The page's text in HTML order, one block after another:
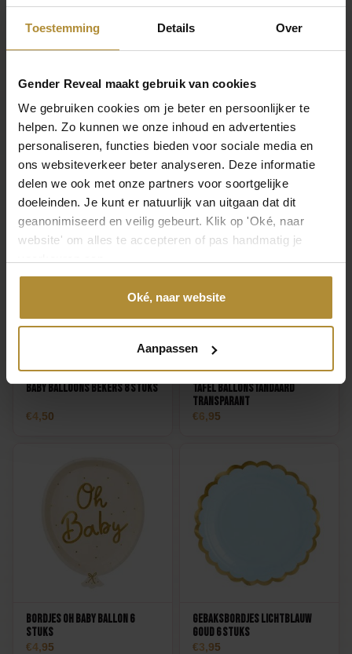
Toestemming Details Over
Gender Reveal maakt gebruik van cookies
We gebruiken cookies om je beter en persoonlijker te
helpen. Zo kunnen we onze inhoud en advertenties
personaliseren, functies bieden voor sociale media en
ons websiteverkeer beter analyseren. Deze informatie
delen we ook met onze partners voor soortgelijke
doeleinden. Je kunt er natuurlijk van uitgaan dat dit
geanonimiseerd en veilig gebeurt. Klik op 'Oké, naar
website' om alles te accepteren of pas handmatig je
Oké, naar website
Aanpassen
Oh Baby! Tafelconfetti
4,25
Tafelconfetti Baby
3,95
Baby balloons Bekers 8 stuks
4,50
Tafel Ballonstandaard
transparant
6,95
Bordjes Oh Baby Ballon 6
stuks
4,95
Gebaksbordjes Lichtblauw
Goud 6 stuks
3,95